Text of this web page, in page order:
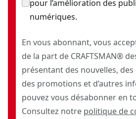
pour l’amélioration des
numériques.
En vous abonnant, vous
de la part de CRAFTSMAN®
présentant des nouvelles,
des promotions et d’autres
pouvez vous désabonner en
Consultez notre politique de